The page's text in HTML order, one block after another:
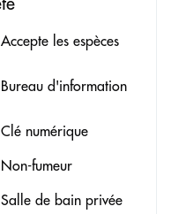
Accepte les espèces
Bureau d'information
Clé numérique
Non-fumeur
Salle de bain privée